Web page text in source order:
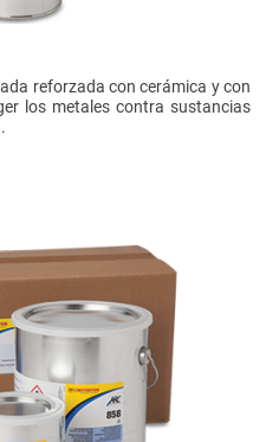
reforzada con cerámica y con
los metales contra sustancias